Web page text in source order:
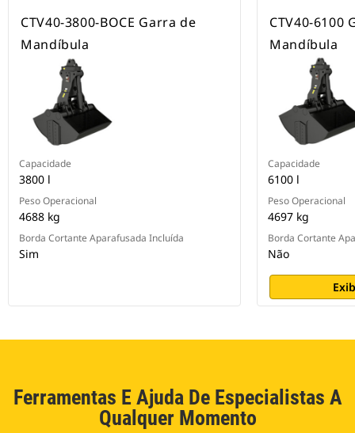
CTV40-3800-BOCE Garra de
Mandíbula
Capacidade
3800 l
Peso Operacional
4688 kg
Borda Cortante Aparafusada Incluída
Sim
CTV40-6100
Mandíbula
Capacidade
6100 l
Peso Operacional
4697 kg
Borda Cortante
Não
Ferramentas E Ajuda De Especialistas A
Qualquer Momento